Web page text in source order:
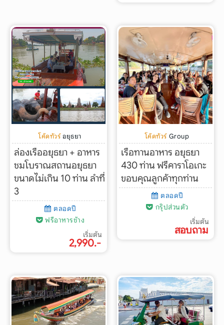
Search
โค้ดทัวร์ อยุธยา
ล่องเรืออยุธยา + อาหาร
ชมโบราณสถานอยุธยา
ขนาดไม่เกิน 10 ท่าน ลำที่
3
ตลอดปี
ฟรีอาหารช้าง
เริ่มต้น
2,990.-
โค้ดทัวร์ Group
เรือทานอาหาร อยุธยา
430 ท่าน ฟรีคาราโอเกะ
ขอบคุณลูกค้าทุกท่าน
ตลอดปี
กรุ๊ปส่วนตัว
เริ่มต้น
สอบถาม